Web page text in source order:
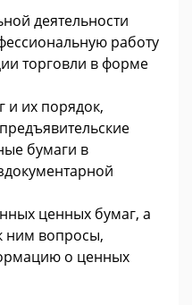
деятельности
работу
торговли в форме
и их порядок,
бумаги в
ценных бумаг, а
ним вопросы,
о ценных